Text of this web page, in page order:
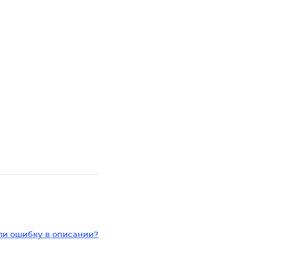
ошибку в описании?